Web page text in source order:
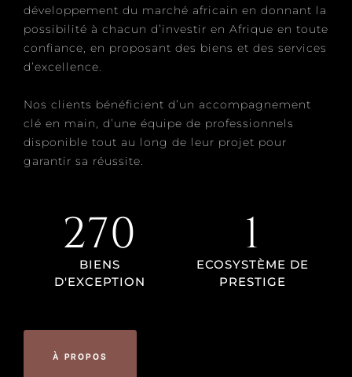
développement du marché africain en donnant la
possibilité à chacun d’investir en Afrique en toute
confiance, en proposant des biens et des services
d’excellence.
Nos clients bénéficient d’un accompagnement
clé en main, d’une équipe de professionnels
disponible tout au long de leur projet pour
garantir sa réussite.
270
BIENS
D'EXCEPTION
1
ECOSYSTÈME DE
PRESTIGE
À PROPOS